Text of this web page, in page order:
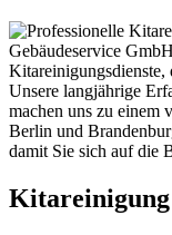
Gebäudeservice
Kitareinigungsdienste,
Unsere langjährige
machen uns zu einem
Berlin und
damit Sie sich auf die